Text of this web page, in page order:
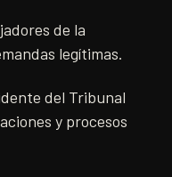
de la
legítimas.
del Tribunal
y procesos